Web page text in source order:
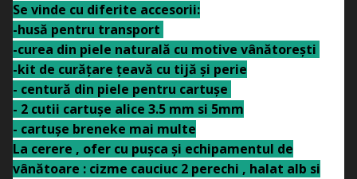
Se vinde cu diferite accesorii:
-husă pentru transport
-curea din piele naturală cu motive vânătorești
-kit de curățare țeavă cu tijă și perie
- centură din piele pentru cartușe
- 2 cutii cartușe alice 3.5 mm si 5mm
- cartușe breneke mai multe
La cerere , ofer cu pușca și echipamentul de
vânătoare : cizme cauciuc 2 perechi , halat alb si